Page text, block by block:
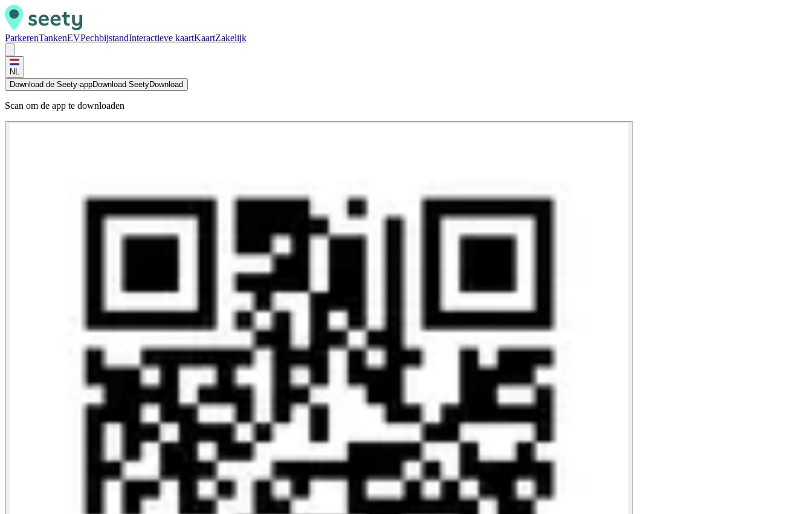
ParkerenTankenEVPechbijstandInteractieve kaartKaartZakelijk
NL
Download de Seety-appDownload SeetyDownload
Scan om de app te downloaden